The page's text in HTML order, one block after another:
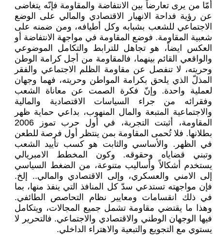
أمّا من يرى تعارضاً بين الانتفاضة والمقاومة فإنّه يتغاضى
عن رؤية فداحة الانهيار الاقتصادي والمالي على الوضع
الاجتماعي للشعب بشبابه وكل أطيافه، ومن ضمنه على
شعبية المقاومة. فوضع المقاومة في مواجهة الانتفاضة أو
العكس ايضاً، هو تجاهل للترابط والتكامل الموضوعي
والواقعي القائم بينهما، فالمقاومة من أجل كرامة الوطن
وحريته، لا تنفصل عن مقاومة الظلم الاجتماعي والفقر
المذلّ الذي يلحق بكرامة المواطن وحريته، فهما وجهان
لعملية واحدة. وإنّ فكرة الصمت عن معاناة الشعب
وفقرائه من جراء السياسات الاقتصادية والمالية
والاجتماعية المتبعة والمال المنهوب، بداعي حماية ظهر
المقاومة، أثبتت التجربة، في أول حرب تموز 2006
بطلانها. فلا تُحمى المقاومة بمن ينتظر أول فرصة للطعن
في الظهر. والأساسي والثابت هو كسب تأييد الشعب
وتبني قضاياه وحقوقه. وكون المخطط الامبريالي
يستخدم أشكالاً وأساليب متنوعة، من الضغط السياسي
إلى الامني والعسكري، وإلى الاقتصادي والمالي.. إلخ.
فإن مواجهته تستدعي سدّ كل المنافذ التي ينفذ منها، بما
في ذلك انقسامات ومعايير نظام التحاصص الطائفي.
وهذا ما يقتضي مقاومة تشمل جميع المجالات، ويتكامل
فيها الوجهان الوطني والاقتصادي والاجتماعي. فالتحرير لا
يستوي مع التجويع والتبعية والاهتراء الداخلي.